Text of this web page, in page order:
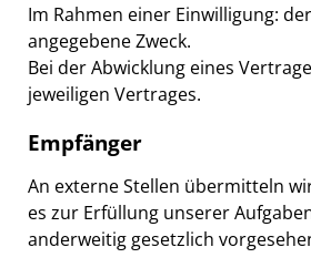
Im Rahmen einer Einwilligung:
angegebene Zweck.
Bei der Abwicklung eines
jeweiligen Vertrages.
Empfänger
An externe Stellen übermitteln
es zur Erfüllung unserer
anderweitig gesetzlich